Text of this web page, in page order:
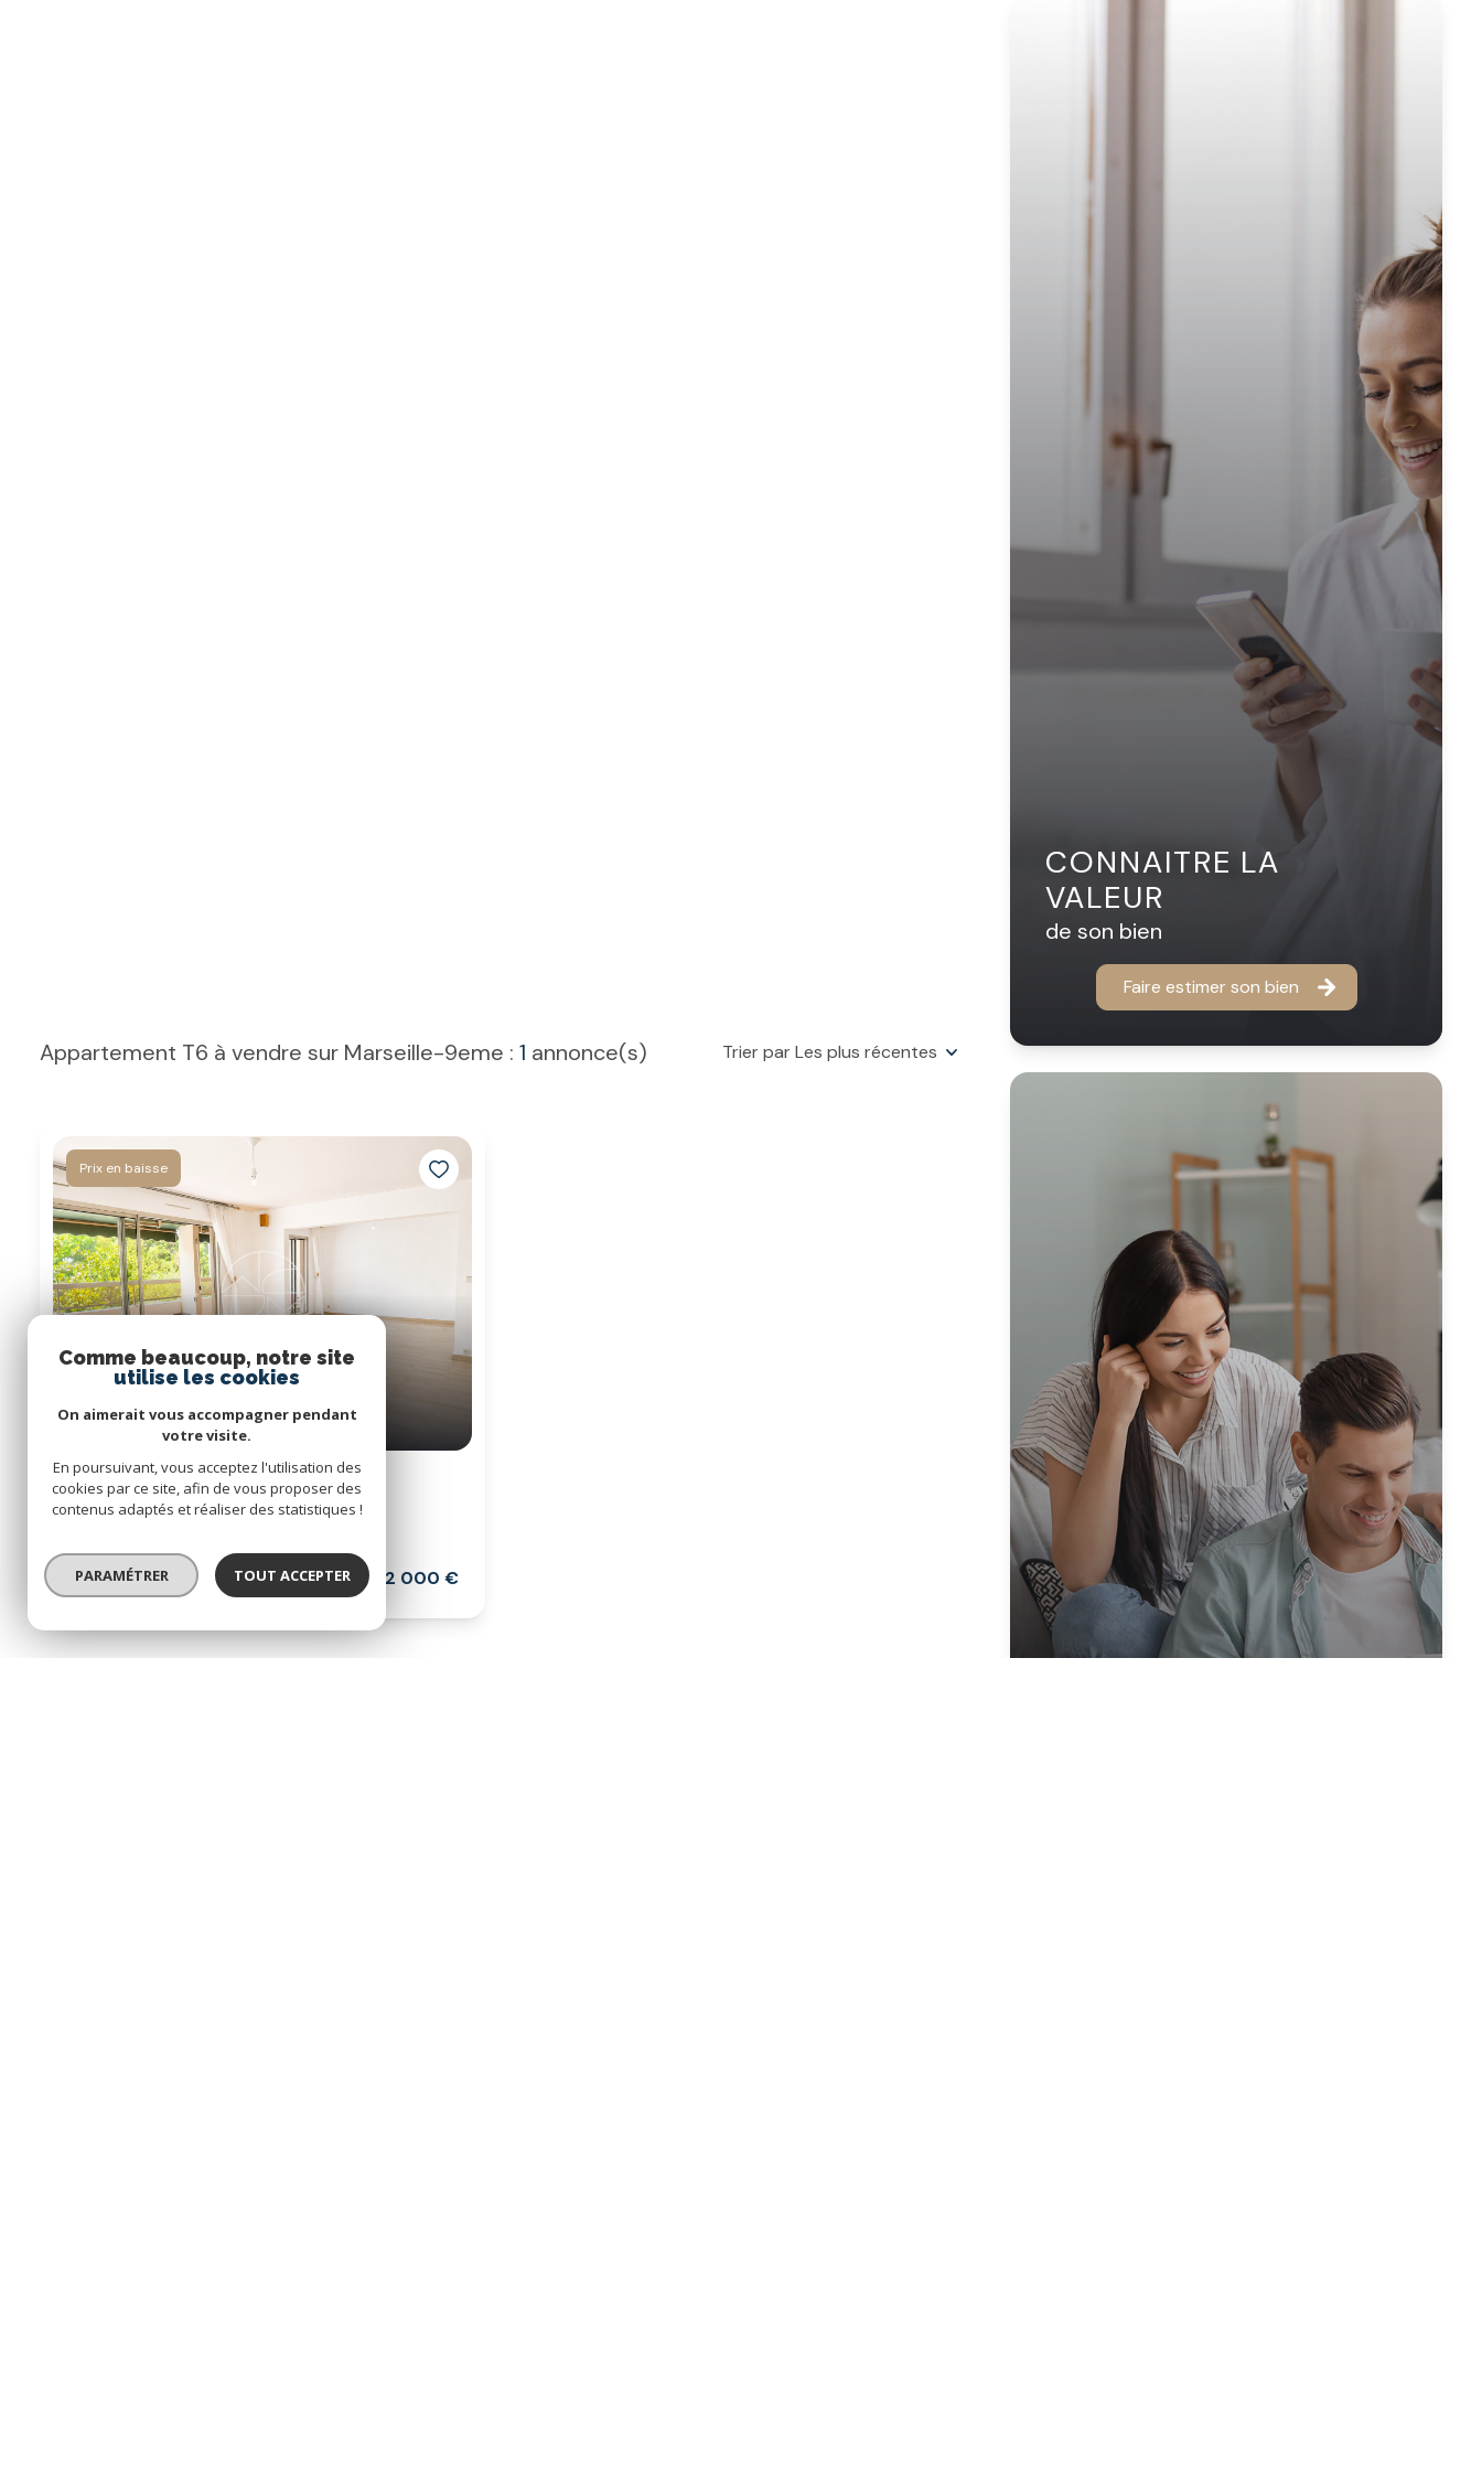
Appartement T6 à vendre sur Marseille-9eme : 1 annonce(s) Trier par Les plus récentes
Prix en baisse
Appartement 6 pièce(s)
4 chambre(s)
139.45 m²
512 000 €
CONNAITRE LA
VALEUR
de son bien
Faire estimer son bien
Comme beaucoup, notre site
utilise les cookies
On aimerait vous accompagner pendant
votre visite.
En poursuivant, vous acceptez l'utilisation des
cookies par ce site, afin de vous proposer des
contenus adaptés et réaliser des statistiques !
PARAMÉTRER TOUT ACCEPTER